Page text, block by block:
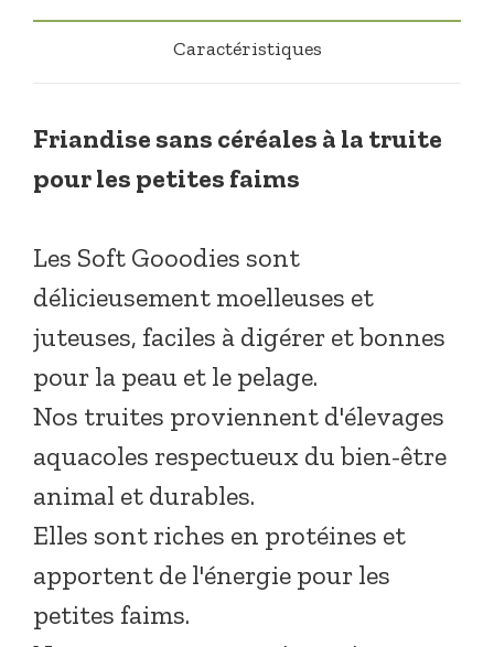
Caractéristiques
Friandise sans céréales à la truite
pour les petites faims
Les Soft Gooodies sont
délicieusement moelleuses et
juteuses, faciles à digérer et bonnes
pour la peau et le pelage.
Nos truites proviennent d'élevages
aquacoles respectueux du bien-être
animal et durables.
Elles sont riches en protéines et
apportent de l'énergie pour les
petites faims.